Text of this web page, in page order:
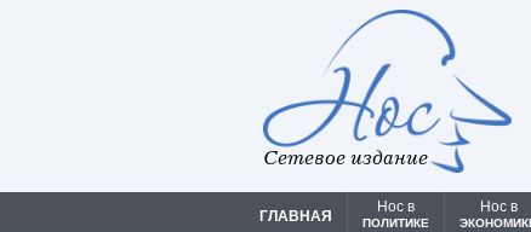
Сетевое издание
ГЛАВНАЯ
Нос в
ПОЛИТИКЕ
Нос в